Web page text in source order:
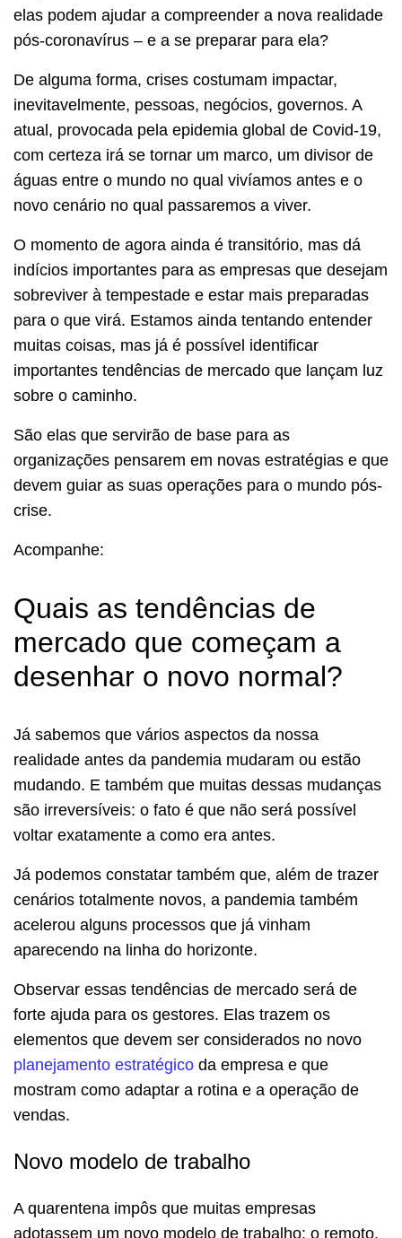
elas podem ajudar a compreender a nova realidade
pós-coronavírus – e a se preparar para ela?
De alguma forma, crises costumam impactar,
inevitavelmente, pessoas, negócios, governos. A
atual, provocada pela epidemia global de Covid-19,
com certeza irá se tornar um marco, um divisor de
águas entre o mundo no qual vivíamos antes e o
novo cenário no qual passaremos a viver.
O momento de agora ainda é transitório, mas dá
indícios importantes para as empresas que desejam
sobreviver à tempestade e estar mais preparadas
para o que virá. Estamos ainda tentando entender
muitas coisas, mas já é possível identificar
importantes tendências de mercado que lançam luz
sobre o caminho.
São elas que servirão de base para as
organizações pensarem em novas estratégias e que
devem guiar as suas operações para o mundo pós-
crise.
Acompanhe:
Quais as tendências de
mercado que começam a
desenhar o novo normal?
Já sabemos que vários aspectos da nossa
realidade antes da pandemia mudaram ou estão
mudando. E também que muitas dessas mudanças
são irreversíveis: o fato é que não será possível
voltar exatamente a como era antes.
Já podemos constatar também que, além de trazer
cenários totalmente novos, a pandemia também
acelerou alguns processos que já vinham
aparecendo na linha do horizonte.
Observar essas tendências de mercado será de
forte ajuda para os gestores. Elas trazem os
elementos que devem ser considerados no novo
planejamento estratégico da empresa e que
mostram como adaptar a rotina e a operação de
vendas.
Novo modelo de trabalho
A quarentena impôs que muitas empresas
adotassem um novo modelo de trabalho: o remoto.